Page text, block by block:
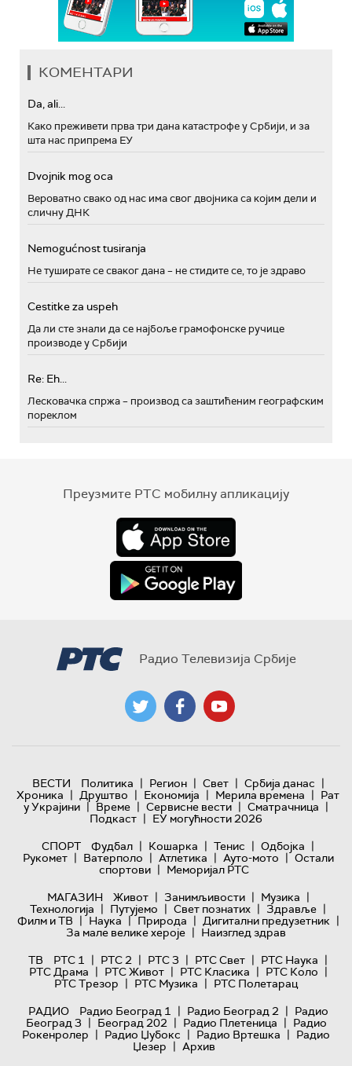
КОМЕНТАРИ
Da, ali...
Како преживети прва три дана катастрофе у Србији, и за
шта нас припрема ЕУ
Dvojnik mog oca
Вероватно свако од нас има свог двојника са којим дели и
сличну ДНК
Nemogućnost tusiranja
Не туширате се сваког дана – не стидите се, то је здраво
Cestitke za uspeh
Да ли сте знали да се најбоље грамофонске ручице
производе у Србији
Re: Eh...
Лесковачка спржа – производ са заштићеним географским
пореклом
Преузмите РТС мобилну апликацију
Радио Телевизија Србије
ВЕСТИ Политика | Регион | Свет | Србија данас |
Хроника | Друштво | Економија | Мерила времена | Рат
у Украјини | Време | Сервисне вести | Сматрачница |
Подкаст | ЕУ могућности 2026
СПОРТ
Фудбал | Кошарка | Тенис | Одбојка |
Рукомет | Ватерполо | Атлетика | Ауто-мото | Остали
спортови | Меморијал РТС
МАГАЗИН
Живот | Занимљивости | Музика |
Технологијa | Путујемо | Свет познатих | Здравље |
Филм и ТВ | Наука | Природа | Дигитални предузетник |
За мале велике хероје | Наизглед здрав
ТВ
РТС 1 | РТС 2 | РТС 3 | РТС Свет | РТС Наука |
РТС Драма | РТС Живот | РТС Класика | РТС Коло |
РТС Трезор | РТС Музика | РТС Полетарац
РАДИО
Радио Београд 1 | Радио Београд 2 | Радио
Београд 3 | Београд 202 | Радио Плетеница | Радио
Рокенролер | Радио Џубокс | Радио Вртешка | Радио
Џезер | Архив